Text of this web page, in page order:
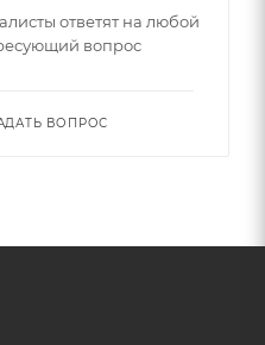
ответят на любой
вопрос
ВОПРОС